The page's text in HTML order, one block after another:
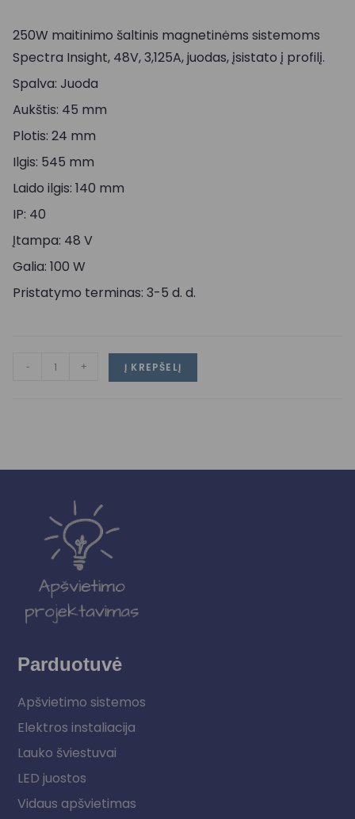
250W maitinimo šaltinis magnetinėms sistemoms
Spectra Insight, 48V, 3,125A, juodas, įsistato į profilį.
Spalva: Juoda
Aukštis: 45 mm
Plotis: 24 mm
Ilgis: 545 mm
Laido ilgis: 140 mm
IP: 40
Įtampa: 48 V
Galia: 100 W
Pristatymo terminas: 3-5 d. d.
- + Į KREPŠELĮ
Parduotuvė
Apšvietimo sistemos
Elektros instaliacija
Lauko šviestuvai
LED juostos
Vidaus apšvietimas